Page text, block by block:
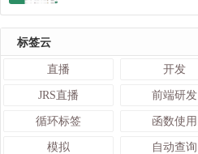
标签云
直播 开发
JRS直播 前端研发
循环标签 函数使用
模拟 自动查询